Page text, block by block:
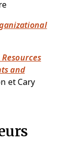
and
et Cary